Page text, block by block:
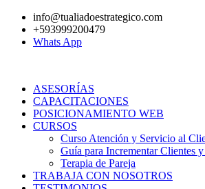
contenido
info@tualiadoestrategico.com
+593999200479
Whats App
ASESORÍAS
CAPACITACIONES
POSICIONAMIENTO WEB
CURSOS
Curso Atención y Servicio al
Guía para Incrementar Clientes y
Terapia de Pareja
TRABAJA CON NOSOTROS